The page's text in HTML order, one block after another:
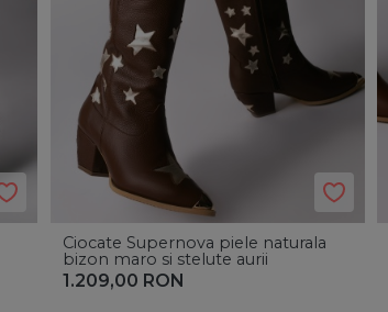
Ciocate Supernova piele naturala
bizon maro si stelute aurii
1.209,00 RON